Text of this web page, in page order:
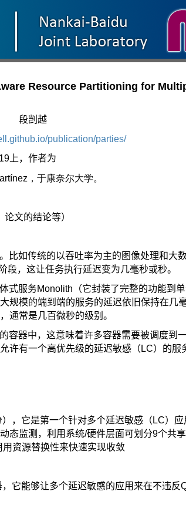
Resource Partitioning for
段剀越
publication/parties/
19 上，作者为
，于康奈尔大学。
文的结论等）
比如传统的以吞吐率为主的图像处理和大
段，这让任务执行延迟变为几毫秒或秒。
式服务Monolith （它封装了完整的功能到
规模的端到端的服务的延迟依旧保持在几
通常是几百微秒的级别。
容器中，这意味着许多容器需要被调度到
许有一个高优先级的延迟敏感（ LC）的服
），它是第一个针对多个延迟敏感（ LC）应
态监测，利用系统/硬件层面可划分9个共
资源替换性来快速实现收敛
它能够让多个延迟敏感的应用来在不违反